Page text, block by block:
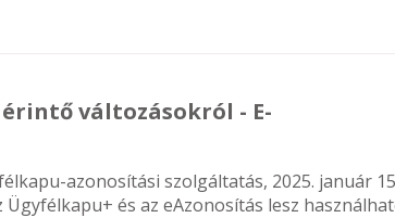
változásokról - E-
azonosítási szolgáltatás, 2025. január
és az eAzonosítás lesz